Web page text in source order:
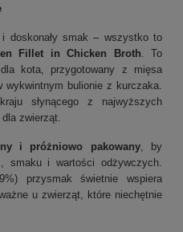
doskonały smak – wszystko to
Fillet in Chicken Broth. To
kota, przygotowany z mięsa
bulionie z kurczaka.
słynącego z najwyższych
zwierząt.
i próżniowo pakowany, by
smaku i wartości odżywczych.
przysmak świetnie wspiera
u zwierząt, które niechętnie